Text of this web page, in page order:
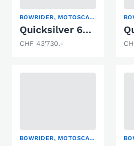
BOWRIDER, MOTOSCAFO
Quicksilver 605 Open
CHF 43'730.-
BOWRIDER, MOTOSCAFO